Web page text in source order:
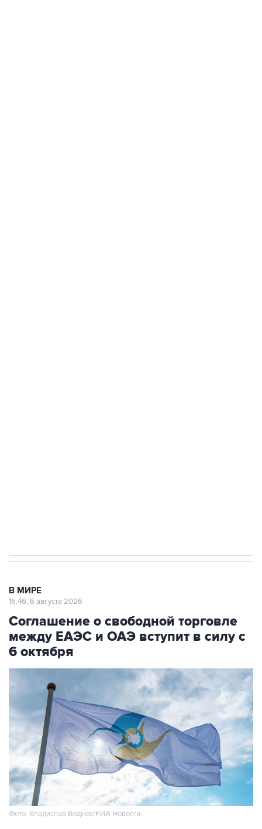
В МИРЕ
16:46, 6 августа 2026
Соглашение о свободной торговле
между ЕАЭС и ОАЭ вступит в силу с
6 октября
Фото: Владислав Воднев/РИА Новости